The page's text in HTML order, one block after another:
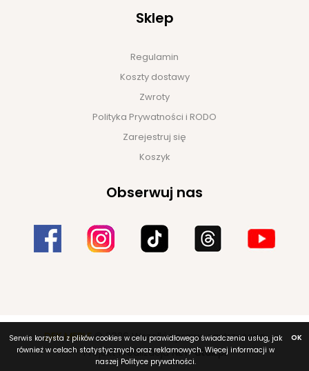
Serwis korzysta z plików cookies w celu prawidłowego świadczenia usług, jak
również w celach statystycznych oraz reklamowych. Więcej informacji w
naszej Polityce prywatności.
OK
Sklep
Regulamin
Koszty dostawy
Zwroty
Polityka Prywatności i RODO
Zarejestruj się
Koszyk
Obserwuj nas
DEK MEBLE© 2026 Wszelkie prawa zastrzeżone
Projekt i realizacjaNET-atak.pl